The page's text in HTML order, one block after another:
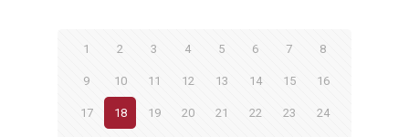
1 2 3 4 5 6 7 8
9 10 11 12 13 14 15 16
17 18 19 20 21 22 23 24